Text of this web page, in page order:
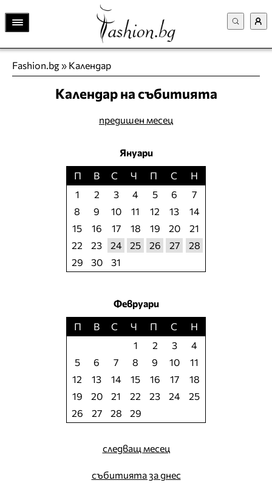
Fashion.bg» Календар
Календар на събитията
предишен месец
Януари
П
В С Ч П С
Н
1
2 3 4 5 6
7
8
9 10 11 12 13
14
15
16 17 18 19 20
21
22
23 24 25 26 27
28
29
30 31
Февруари
П
В С Ч П С
Н
1
2 3
4
5
6 7 8 9 10
11
12
13 14 15 16 17
18
19
20 21 22 23 24
25
26
27 28 29
следващ месец
събитията за днес